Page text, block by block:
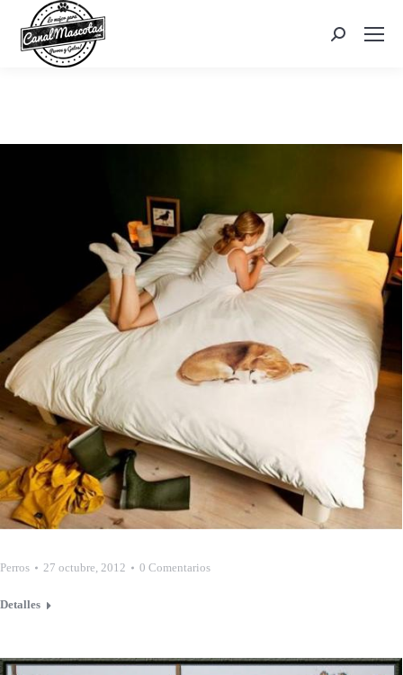
Search:
Perros 27 octubre, 2012 0 Comentarios
Detalles